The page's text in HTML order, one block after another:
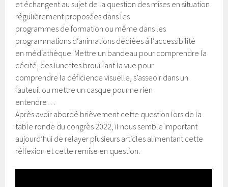
et échangent au sujet de la question des mises en situation
régulièrement proposées dans les
programmes de formation ou même dans les
programmations d’animations dédiées à l’accessibilité
en médiathèque. Mettre un bandeau pour comprendre la
cécité, des lunettes brouillant la vue pour
comprendre la déficience visuelle, s’asseoir dans un
fauteuil ou mettre un casque pour ne rien
entendre…
Après avoir abordé brièvement cette question lors de la
table ronde du congrès 2022, il nous semble important
aujourd’hui de relayer plusieurs articles alimentant cette
réflexion et cette remise en question.